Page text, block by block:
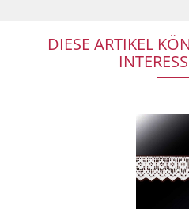
DIESE ARTIKEL